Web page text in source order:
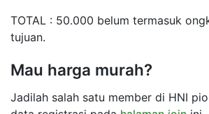
TOTAL : 50.000 belum termasuk
tujuan.
Mau harga murah?
Jadilah salah satu member di HNI